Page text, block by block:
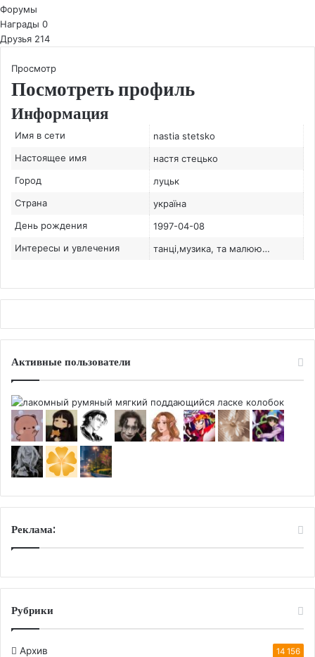
Форумы
Награды 0
Друзья 214
Просмотр
Посмотреть профиль
Информация
Имя в сети
nastia stetsko
Настоящее имя
настя стецько
Город
луцьк
Страна
україна
День рождения
1997-04-08
Интересы и увлечения
танці,музика, та малюю…
Активные пользователи
Реклама:
Рубрики
Архив 14 156